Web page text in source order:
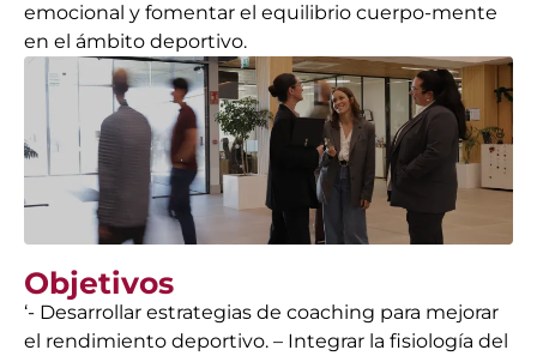
emocional y fomentar el equilibrio cuerpo-mente
en el ámbito deportivo.
Objetivos
‘- Desarrollar estrategias de coaching para mejorar
el rendimiento deportivo. – Integrar la fisiología del